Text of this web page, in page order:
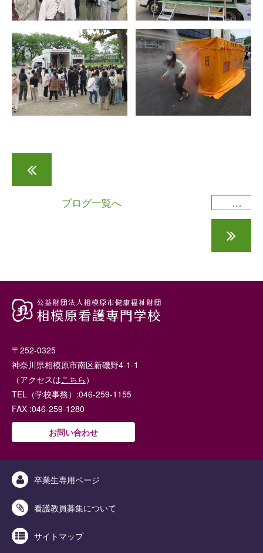
ブログ一覧へ
〒252-0325
神奈川県相模原市南区新磯野4-1-1
（アクセスはこちら ）
TEL（学校事務）:046-259-1155
FAX :046-259-1280
お問い合わせ
卒業生専用ページ
看護教員募集について
サイトマップ